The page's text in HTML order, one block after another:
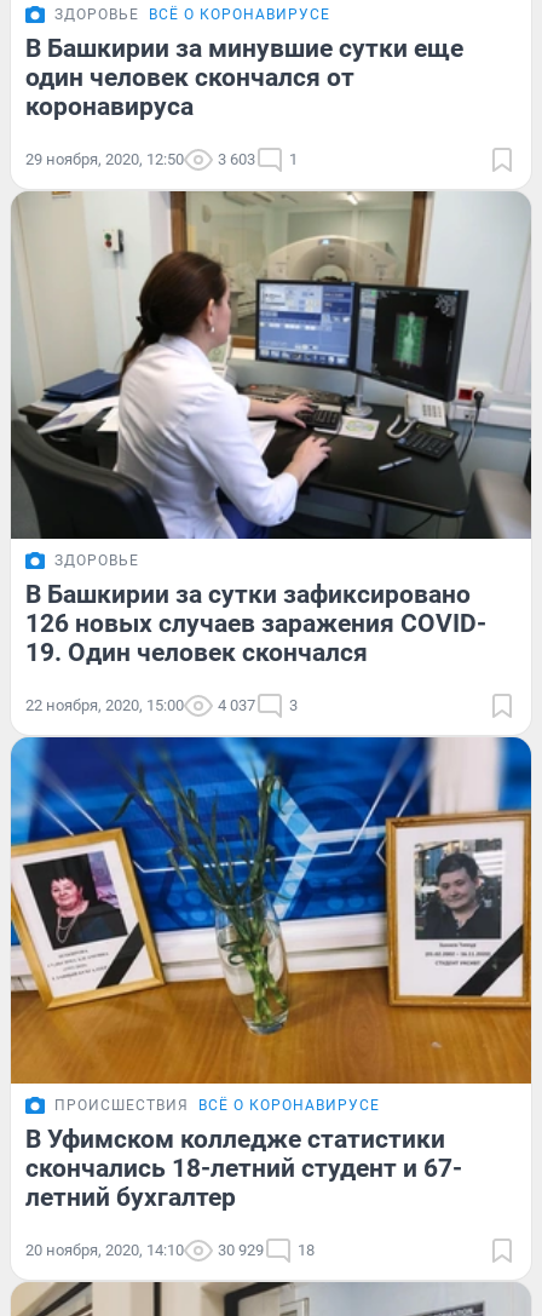
ЗДОРОВЬЕ ВСЁ О КОРОНАВИРУСЕ
В Башкирии за минувшие сутки еще
один человек скончался от
коронавируса
29 ноября, 2020, 12:50 3 603 1
ЗДОРОВЬЕ
В Башкирии за сутки зафиксировано
126 новых случаев заражения COVID-
19. Один человек скончался
22 ноября, 2020, 15:00 4 037 3
ПРОИСШЕСТВИЯ ВСЁ О КОРОНАВИРУСЕ
В Уфимском колледже статистики
скончались 18-летний студент и 67-
летний бухгалтер
20 ноября, 2020, 14:10 30 929 18